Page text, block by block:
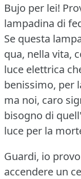
Bujo per lei!
lampadina di
Se questa
qua, nella vita,
luce elettrica
benissimo, per
ma noi, caro
bisogno di
luce per la
Guardi, io
accendere un